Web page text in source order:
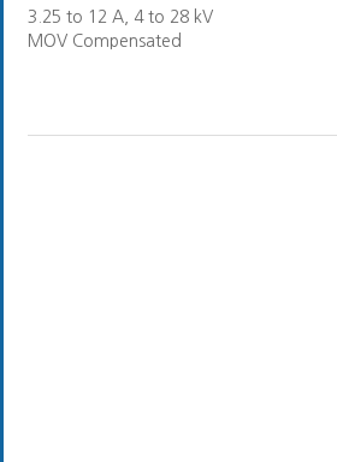
3.25 to 12 A, 4 to 28 kV
MOV Compensated